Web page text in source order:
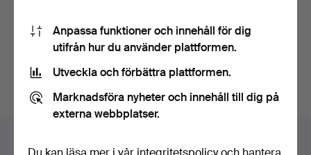
Skapa konto
Anpassa funktioner och innehåll för dig
utifrån hur du använder plattformen.
Utveckla och förbättra plattformen.
Marknadsföra nyheter och innehåll till dig på
externa webbplatser.